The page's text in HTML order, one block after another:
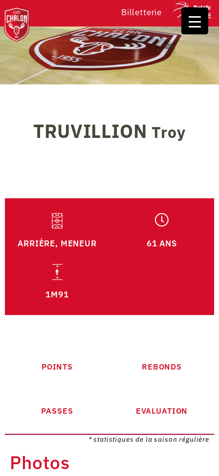
Billetterie
TRUVILLION Troy
ARRIÈRE, MENEUR 61 ANS
1M91
POINTS REBONDS
PASSES EVALUATION
* statistiques de la saison régulière
Photos